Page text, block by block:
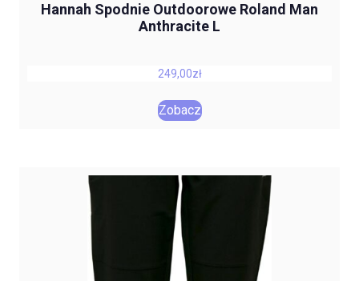
Hannah Spodnie Outdoorowe Roland Man
Anthracite L
249,00zł
Zobacz